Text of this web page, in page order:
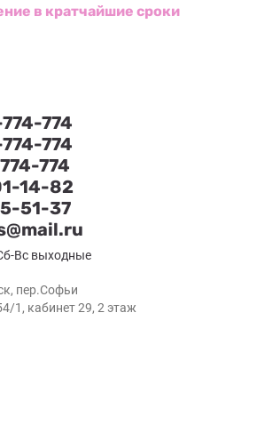
в кратчайшие сроки
774
774
774
14-82
51-37
Вс выходные
пер.Софьи
1, кабинет 29, 2 этаж